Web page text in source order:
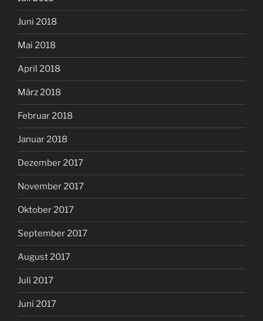
Juni 2018
Mai 2018
April 2018
März 2018
Februar 2018
Januar 2018
Dezember 2017
November 2017
Oktober 2017
September 2017
August 2017
Juli 2017
Juni 2017